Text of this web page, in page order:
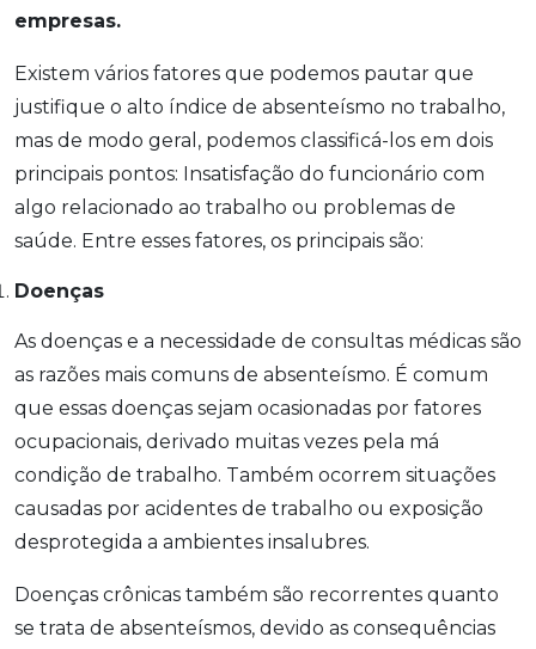
empresas.
Existem vários fatores que podemos pautar que
justifique o alto índice de absenteísmo no trabalho,
mas de modo geral, podemos classificá-los em dois
principais pontos: Insatisfação do funcionário com
algo relacionado ao trabalho ou problemas de
saúde. Entre esses fatores, os principais são:
Doenças
As doenças e a necessidade de consultas médicas são
as razões mais comuns de absenteísmo. É comum
que essas doenças sejam ocasionadas por fatores
ocupacionais, derivado muitas vezes pela má
condição de trabalho. Também ocorrem situações
causadas por acidentes de trabalho ou exposição
desprotegida a ambientes insalubres.
Doenças crônicas também são recorrentes quanto
se trata de absenteísmos, devido as consequências